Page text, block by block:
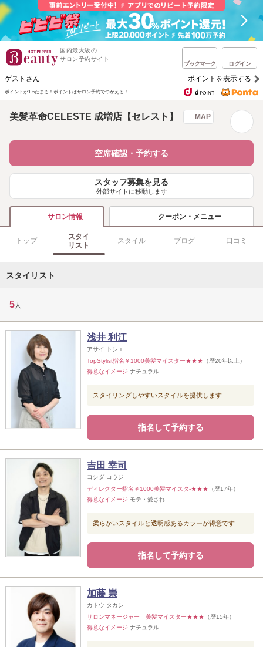
国内最大級の
サロン予約サイト
ブックマーク ログイン
ゲストさん ポイントを表示する
ポイントが1%たまる！ ポイントはサロン予約でつかえる！
美髪革命CELESTE 成増店【セレスト】 MAP
空席確認・予約する
スタッフ募集を見る
外部サイトに移動します
サロン情報 クーポン・メニュー
トップ
スタイ
リスト
スタイル ブログ 口コミ
スタイリスト
5 人
浅井 利江
アサイ トシエ
TopStylist指名￥1000美髪マイスター★★★ （歴20年以上）
得意なイメージ ナチュラル
スタイリングしやすいスタイルを提供します
指名して予約する
吉田 幸司
ヨシダ コウジ
ディレクター指名￥1000美髪マイスタ-★★★ （歴17年）
得意なイメージ モテ・愛され
柔らかいスタイルと透明感あるカラーが得意です
指名して予約する
加藤 崇
カトウ タカシ
サロンマネージャー 美髪マイスター★★★ （歴15年）
得意なイメージ ナチュラル